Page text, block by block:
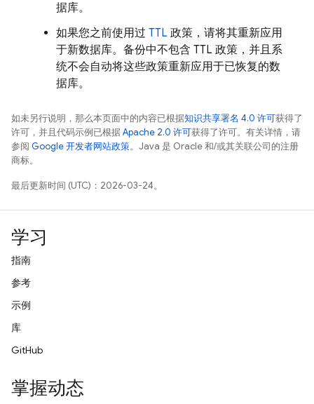
据库。
如果您之前使用过 TTL 政策，请将其重新应用
于新数据库。备份中不包含 TTL 政策，并且系
统不会自动将这些政策重新应用于已恢复的数
据库。
如未另行说明，那么本页面中的内容已根据知识共享署名 4.0 许可获得了
许可，并且代码示例已根据Apache 2.0 许可获得了许可。有关详情，请
参阅 Google 开发者网站政策。Java 是 Oracle 和/或其关联公司的注册
商标。
最后更新时间 (UTC)：2026-03-24。
学习
指南
参考
示例
库
GitHub
掌握动态